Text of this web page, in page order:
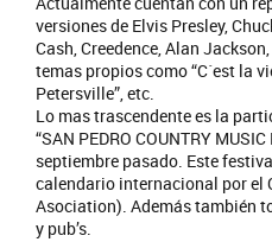
versiones de Elvis Presley,
Cash, Creedence, Alan
temas propios como “C´est la
Petersville”, etc.
Lo mas trascendente es la
“SAN PEDRO COUNTRY MUSIC
septiembre pasado. Este
calendario internacional por el
Asociation). Además también
y pub’s.